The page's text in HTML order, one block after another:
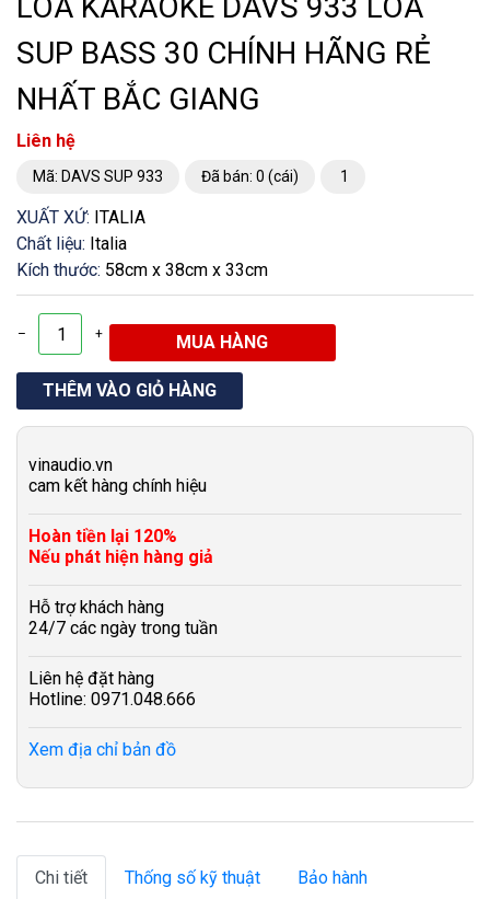
SUP BASS 30 CHÍNH HÃNG RẺ
NHẤT BẮC GIANG
Liên hệ
Mã: DAVS SUP 933 Đã bán: 0 (cái) 1
XUẤT XỨ: ITALIA
Chất liệu: Italia
Kích thước: 58cm x 38cm x 33cm
– +
vinaudio.vn
cam kết hàng chính hiệu
Hoàn tiền lại 120%
Nếu phát hiện hàng giả
Hỗ trợ khách hàng
24/7 các ngày trong tuần
Liên hệ đặt hàng
Hotline: 0971.048.666
Xem địa chỉ bản đồ
Chi tiết Thống số kỹ thuật Bảo hành